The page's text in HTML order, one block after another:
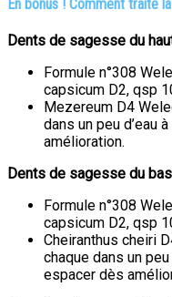
En bonus ! Comment traite
Dents de sagesse du
Formule n°308
capsicum D2, qsp
Mezereum D4
dans un peu d’eau
amélioration.
Dents de sagesse du
Formule n°308
capsicum D2, qsp
Cheiranthus cheiri
chaque dans un
espacer dès